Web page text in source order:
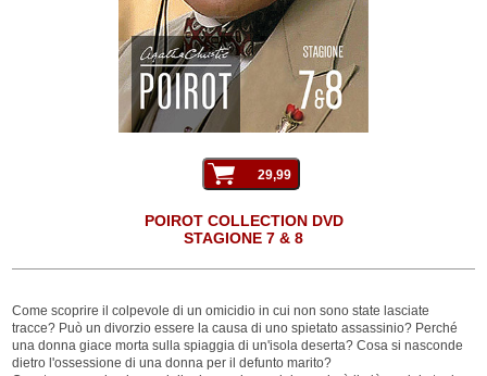
POIROT COLLECTION DVD
STAGIONE 7 & 8
Come scoprire il colpevole di un omicidio in cui non sono state lasciate
tracce? Può un divorzio essere la causa di uno spietato assassinio? Perché
una donna giace morta sulla spiaggia di un'isola deserta? Cosa si nasconde
dietro l'ossessione di una donna per il defunto marito?